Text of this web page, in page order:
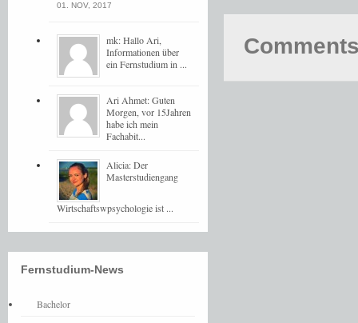
01. NOV, 2017
mk: Hallo Ari,
Informationen über
ein Fernstudium in ...
Ari Ahmet: Guten
Morgen, vor 15Jahren
habe ich mein
Fachabit...
Alicia: Der
Masterstudiengang
Wirtschaftswpsychologie ist ...
Fernstudium-News
Bachelor